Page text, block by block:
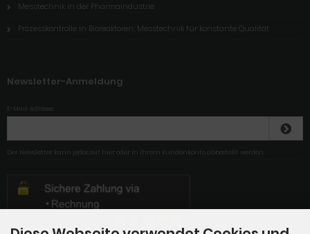
Messtechnik in der Pharmaindustrie
Prozesskontrolle in Bioreaktoren: Messtechnik für konstante Qualität
Newsletter-Anmeldung
E-Mail-Adresse:
Der Newsletter kann jederzeit hier oder in Ihrem Kundenkonto abbestellt werden.